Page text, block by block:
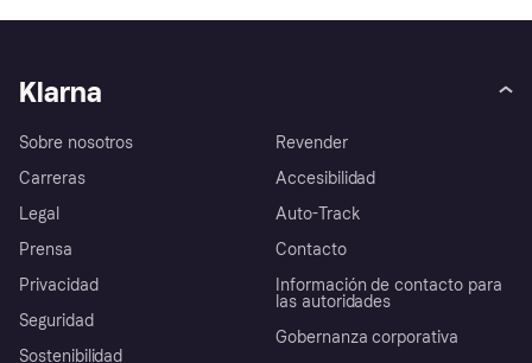
Klarna
Sobre nosotros
Carreras
Legal
Prensa
Privacidad
Seguridad
Sostenibilidad
Revender
Accesibilidad
Auto-Track
Contacto
Información de contacto para
las autoridades
Gobernanza corporativa